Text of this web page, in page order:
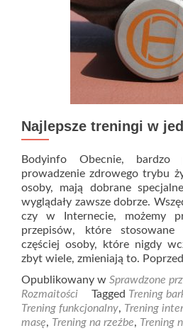
Najlepsze treningi w
Bodyinfo Obecnie, bardzo
prowadzenie zdrowego trybu
osoby, mają dobrane
wyglądały zawsze dobrze.
czy w Internecie, możemy
przepisów, które
częściej osoby, które nigdy
zbyt wiele, zmieniają to.
Opublikowany w Sprawdzone
Rozmaitości
Tagged Trening
Trening funkcjonalny, Trening
masę, Trening na rzeźbe, Trening